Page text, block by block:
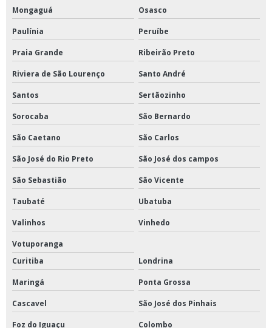
Britador de mandíbula a venda
Centrifuga de petróleo comprar
Estufa a vácuo comprar
Incubadora shaker preço
Mongaguá Osasco
Paulínia Peruíbe
Praia Grande Ribeirão Preto
Riviera de São Lourenço Santo André
Santos Sertãozinho
Sorocaba São Bernardo
São Caetano São Carlos
São José do Rio Preto São José dos campos
São Sebastião São Vicente
Taubaté Ubatuba
Valinhos Vinhedo
Votuporanga
Curitiba
Londrina
Maringá Ponta Grossa
Cascavel São José dos Pinhais
Foz do Iguaçu Colombo